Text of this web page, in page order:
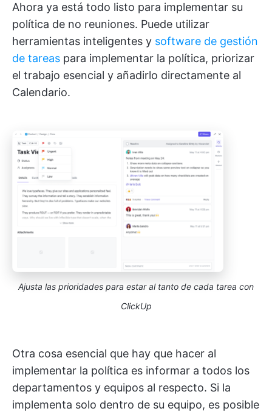
Ahora ya está todo listo para implementar su
política de no reuniones. Puede utilizar
herramientas inteligentes y software de gestión
de tareas para implementar la política, priorizar
el trabajo esencial y añadirlo directamente al
Calendario.
Ajusta las prioridades para estar al tanto de cada tarea con
ClickUp
Otra cosa esencial que hay que hacer al
implementar la política es informar a todos los
departamentos y equipos al respecto. Si la
implementa solo dentro de su equipo, es posible